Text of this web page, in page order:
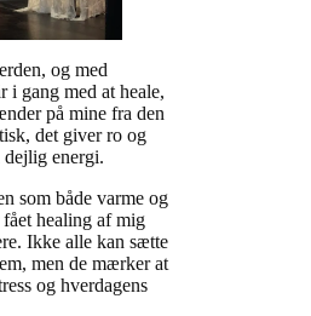
og med
i gang med at heale,
på mine fra den
det giver ro og
energi.
som både varme og
healing af mig
Ikke alle kan sætte
men de mærker at
og hverdagens